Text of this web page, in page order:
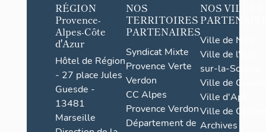
RÉGION
Provence-
Alpes-Côte
d'Azur
Hôtel de Région
- 27 place Jules
Guesde -
13481
Marseille
NOS
TERRITOIRES
PARTENAIRES
Syndicat Mixte
Provence Verte
Verdon
CC Alpes
Provence Verdon
Département de
NOS VILLES
Ville de Nice
Ville de l'Isle-
sur-la-Sorgue
Ville de Grasse
Ville d'Apt
Ville de
Archives